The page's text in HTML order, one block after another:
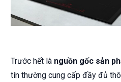
Trước hết là nguồn gốc sản
tín thường cung cấp đầy đủ